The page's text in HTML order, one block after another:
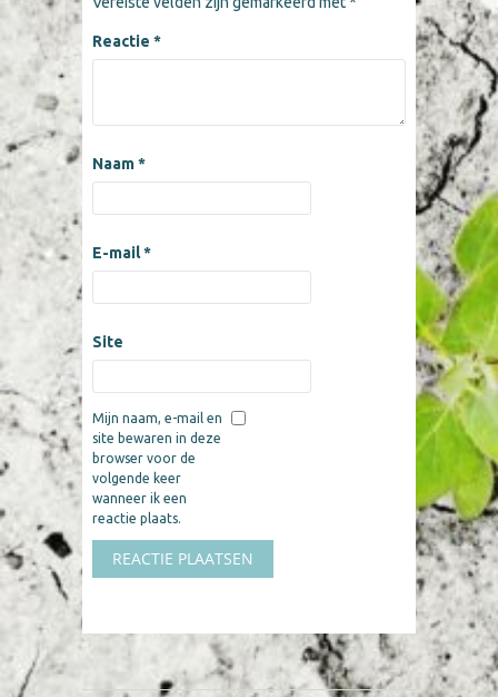
Reactie *
Naam*
E-mail*
Site
Mijn naam, e-mail en
site bewaren in deze
browser voor de
volgende keer
wanneer ik een
reactie plaats.